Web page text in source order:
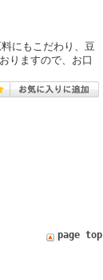
にもこだわり、豆
りますので、お口
page top